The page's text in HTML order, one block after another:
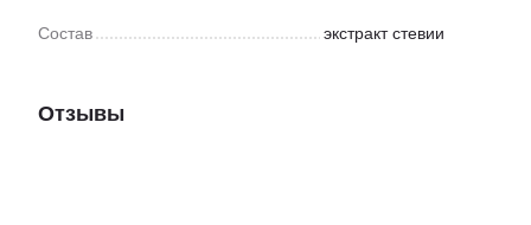
Состав экстракт стевии
Отзывы